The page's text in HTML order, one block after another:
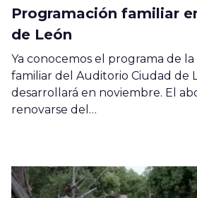
Programación familiar
de León
Ya conocemos el programa de
familiar del Auditorio Ciudad de
desarrollará en noviembre. El
renovarse del…